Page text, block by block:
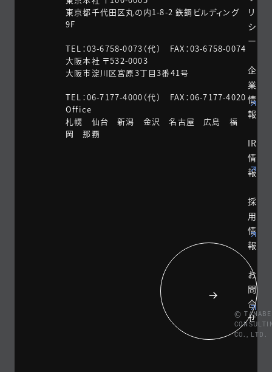
東京都千代田区丸の内1-8-2 鉃鋼ビルディング
9F
TEL：03-6758-0073（代） FAX：03-6758-0074
大阪本社 〒532-0003
大阪市淀川区宮原3丁目3番41号
TEL：06-7177-4000（代） FAX：06-7177-4020
Office
札幌 仙台 新潟 金沢 名古屋 広島 福
岡 那覇
リ
シ
ー
企
業
情
報
IR
情
報
採
用
情
報
お
問
合
せ
© TANABE
CO., LTD.